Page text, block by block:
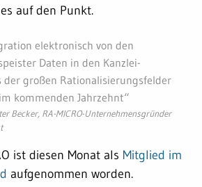
auf den Punkt.
elektronisch von den
Daten in den Kanzlei-
der großen Rationalisierungsfelder
kommenden Jahrzehnt“
Becker, RA-MICRO-Unternehmensgründer
ist diesen Monat als Mitglied im
aufgenommen worden.